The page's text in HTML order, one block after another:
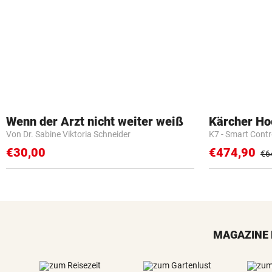
Wenn der Arzt nicht weiter weiß
Von Dr. Sabine Viktoria Schneider
€30,00
Kärcher
K7 - Smart
€474,90
MAGAZINE